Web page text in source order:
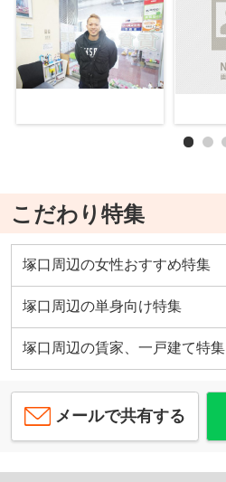
こだわり特集
塚口周辺の女性おすすめ特集
塚口周辺の単身向け特集
塚口周辺の賃家、一戸建て特集
メールで共有する